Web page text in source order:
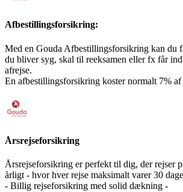
Afbestillingsforsikring:
Med en Gouda Afbestillingsforsikring kan du
du bliver syg, skal til reeksamen eller fx får
afrejse.
En afbestillingsforsikring koster normalt 7% af
Årsrejseforsikring
Årsrejseforsikring er perfekt til dig, der rejser
årligt - hvor hver rejse maksimalt varer 30
- Billig rejseforsikring med solid dækning -